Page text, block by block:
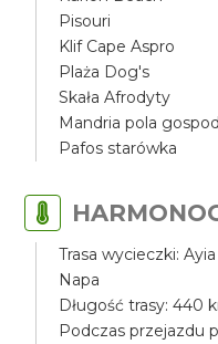
Pisouri
Klif Cape Aspro
Plaża Dog's
Skała Afrodyty
Mandria pola
Pafos starówka
Trasa wycieczki:
Napa
Długość trasy: 440
Podczas przejazdu